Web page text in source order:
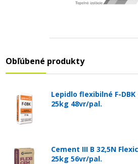
Obľúbené produkty
Lepidlo flexibilné F-
25kg 48vr/pal.
Cement III B 32,5N
25kg 56vr/pal.